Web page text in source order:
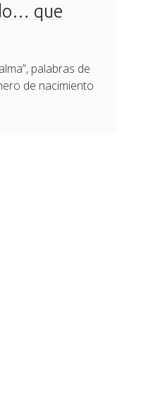
que
palabras de
de nacimiento